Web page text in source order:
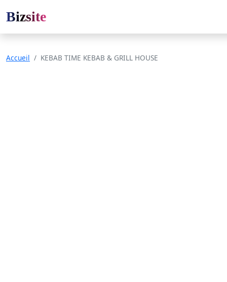
Bizsite
Accueil KEBAB TIME KEBAB & GRILL HOUSE